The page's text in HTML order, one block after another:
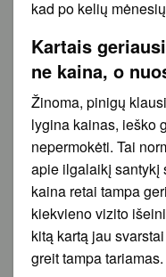
kad po kelių
Kartais
ne kaina, o
Žinoma, pinigų
lygina kainas, ieško
nepermokėti. Tai
apie ilgalaikį santykį
kaina retai tampa
kiekvieno vizito
kitą kartą jau
greit tampa tariamas.